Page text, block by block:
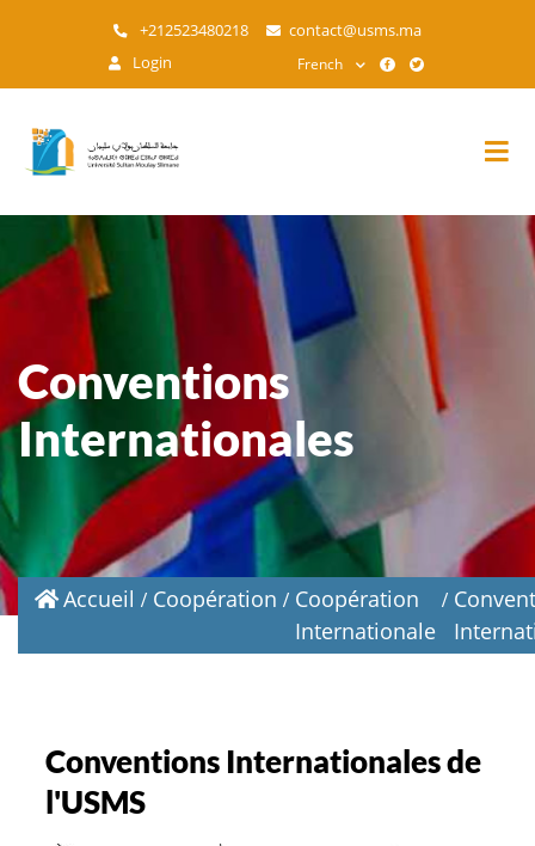
contenu
+212523480218
contact@usms.ma
Login
French
Conventions
Internationales
Accueil Coopération
Coopération
Internationale
Conventions Internationales de
l'USMS